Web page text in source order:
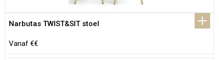
Narbutas TWIST&SIT stoel
Vanaf €€